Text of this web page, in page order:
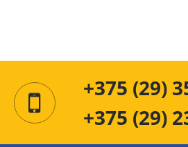
+375 (29)
+375 (29)